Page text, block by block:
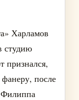
Харламов
студию
признался,
после
Филиппа